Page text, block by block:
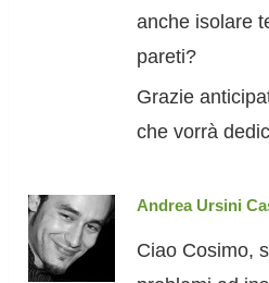
anche isolare
pareti?
Grazie
che vorrà
Andrea Ursini
Ciao Cosimo,